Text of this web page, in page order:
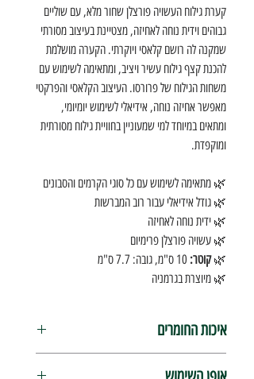
קערת גילוח העשויה פורצלן שחור מלא, עם שוליים
גבוהים וידית נוחה לאחיזה, מצטיינת בעיצוב מסורתי
שמקנה לה רושם קלאסי ויוקרתי. הקערה מושלמת
להכנת קצף גילוח עשיר ויציב, ומתאימה לשימוש עם
משחות הגילוח של פרורסו. העיצוב הקלאסי והפרקטי
מאפשר אחיזה נוחה, אידיאלי לשימוש יומיומי,
ומתאים במיוחד למי שמעוניין בחוויית גילוח מסורתית
ומוקפדת.
🌿 מתאימה לשימוש עם כל סוגי הקרמים והסבונים
🌿 גודל אידיאלי עבור רוב המברשות
🌿 ידית נוחה לאחיזה
🌿 עשויה פורצלן פרימיום
🌿קוטר:
🌿 מיוצרת בגרמניה
איכות החומרים